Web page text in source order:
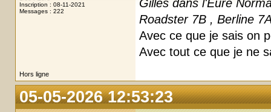
Inscription : 08-11-2021
Messages : 222
Gilles dans l'Eure
Roadster 7B , Berline
Avec ce que je sais on
Avec tout ce que je ne
Hors ligne
05-05-2026 12:53:23